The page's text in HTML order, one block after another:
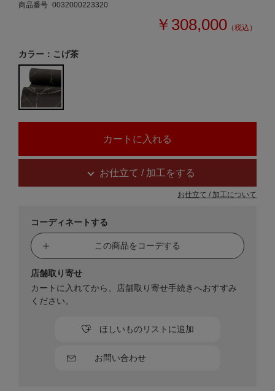
商品番号 0032000223320
￥308,000 （税込）
カラー：こげ茶
お仕立て / 加工をする
お仕立て / 加工について
コーディネートする
この商品をコーデする
お問い合わせ
ほしいものリストに追加
店舗取り寄せ
カートに入れてから、店舗取り寄せ手続きへおすすみ
ください。